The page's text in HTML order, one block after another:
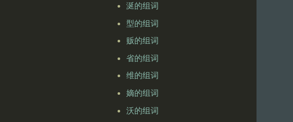
涎的组词
型的组词
贩的组词
省的组词
维的组词
嫡的组词
沃的组词